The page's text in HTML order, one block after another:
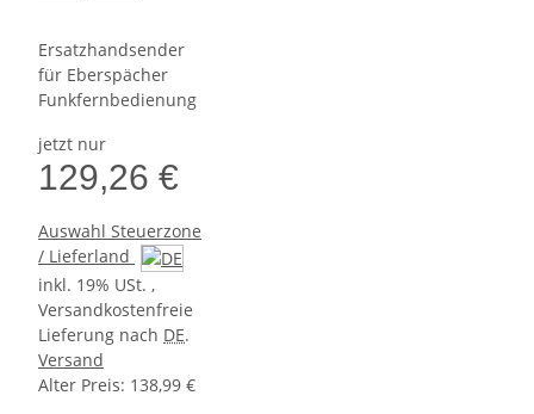
Ersatzhandsender
für Eberspächer
Funkfernbedienung
jetzt nur
129,26 €
Auswahl Steuerzone
/ Lieferland
inkl. 19% USt. ,
Versandkostenfreie
Lieferung nach DE.
Versand
Alter Preis: 138,99 €